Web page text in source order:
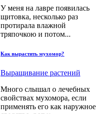
У меня на лавре появилась
щитовка, несколько раз
протирала влажной
тряпочкою и потом...
Как вырастить мухомор?
Выращивание растений
Много слышал о лечебных
свойствах мухомора, если
применять его как наружное